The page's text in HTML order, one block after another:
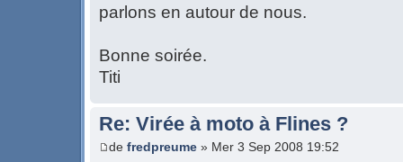
parlons en autour de nous.
Bonne soirée.
Titi
Re: Virée à moto à Flines ?
de fredpreume » Mer 3 Sep 2008 19:52